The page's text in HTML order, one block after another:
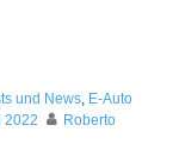
und News, E-Auto
2022
Roberto